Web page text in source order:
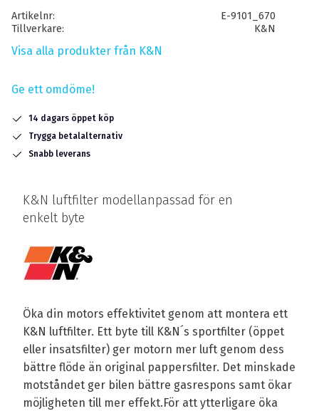
Artikelnr
E-9101_670
Tillverkare
K&N
Visa alla produkter från K&N
Ge ett omdöme!
14 dagars öppet köp
Trygga betalalternativ
Snabb leverans
K&N luftfilter modellanpassad för en
enkelt byte
Öka din motors effektivitet genom att montera ett
K&N luftfilter. Ett byte till K&N´s sportfilter (öppet
eller insatsfilter) ger motorn mer luft genom dess
bättre flöde än original pappersfilter. Det minskade
motståndet ger bilen bättre gasrespons samt ökar
möjligheten till mer effekt.För att ytterligare öka